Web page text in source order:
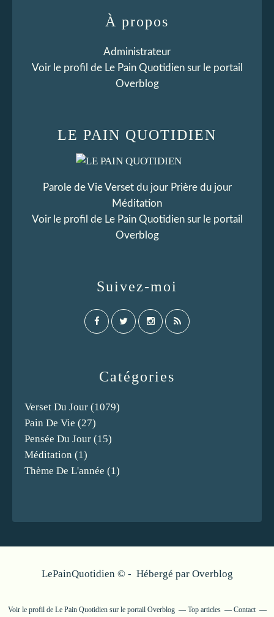
Catégories
Verset Du Jour (1079)
Pain De Vie (27)
Pensée Du Jour (15)
Méditation (1)
Thème De L'année (1)
LE PAIN QUOTIDIEN
Parole de Vie Verset du jour Prière du jour
Méditation
Voir le profil de Le Pain Quotidiensur le portail
Overblog
Suivez-moi
À propos
Administrateur
Voir le profil de Le Pain Quotidiensur le portail
Overblog
LePainQuotidien © - Hébergé par Overblog
Voir le profil de Le Pain Quotidiensur le portail Overblog Top articles Contact